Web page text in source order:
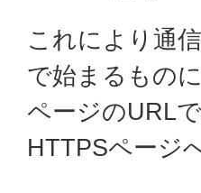
これにより通
で始まるもの
ページのURL
HTTPSページ